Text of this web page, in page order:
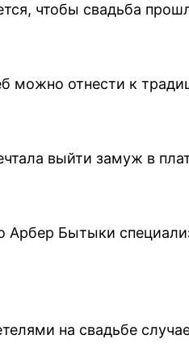
чтобы свадьба
можно отнести к
выйти замуж в
Арбер Бытыки
на свадьбе